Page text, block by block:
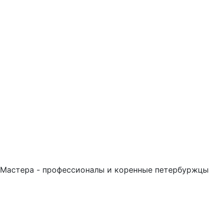
Мастера - профессионалы и коренные петербуржцы